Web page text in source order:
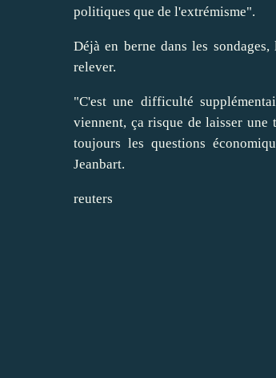
politiques que de l'extrémisme".
Déjà en berne dans les
relever.
"C'est une difficulté
viennent, ça risque de laisser une
toujours les questions
Jeanbart.
reuters